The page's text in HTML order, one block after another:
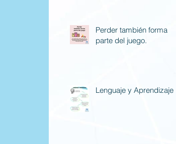
Perder también forma
parte del juego.
Lenguaje y Aprendizaje